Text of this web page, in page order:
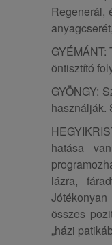
Regenerál,
öntisztító
GYÖNGY:
használják.
hatása
lázra,
összes
„házi